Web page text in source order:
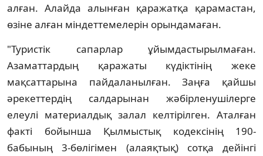
алған. Алайда алынған қаражатқа қарамастан,
өзіне алған міндеттемелерін орындамаған.
"Туристік сапарлар ұйымдастырылмаған.
Азаматтардың қаражаты күдіктінің жеке
мақсаттарына пайдаланылған. Заңға қайшы
әрекеттердің салдарынан жәбірленушілерге
елеулі материалдық залал келтірілген. Аталған
факті бойынша Қылмыстық кодексінің 190-
бабының 3-бөлігімен (алаяқтық) сотқа дейінгі